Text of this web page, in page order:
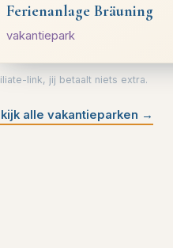
Ferienanlage Bräuning
vakantiepark
link, jij betaalt niets extra.
alle vakantieparken →